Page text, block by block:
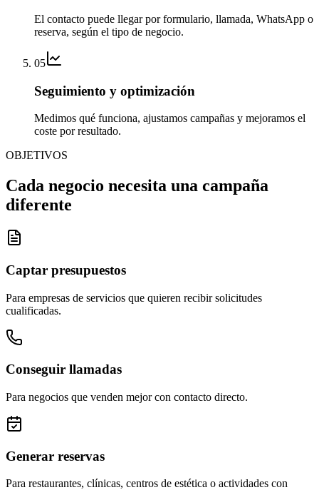
El contacto puede llegar por formulario, llamada, WhatsApp o
reserva, según el tipo de negocio.
05
Seguimiento y optimización
Medimos qué funciona, ajustamos campañas y mejoramos el
coste por resultado.
OBJETIVOS
Cada negocio necesita una campaña
diferente
Captar presupuestos
Para empresas de servicios que quieren recibir solicitudes
cualificadas.
Conseguir llamadas
Para negocios que venden mejor con contacto directo.
Generar reservas
Para restaurantes, clínicas, centros de estética o actividades con